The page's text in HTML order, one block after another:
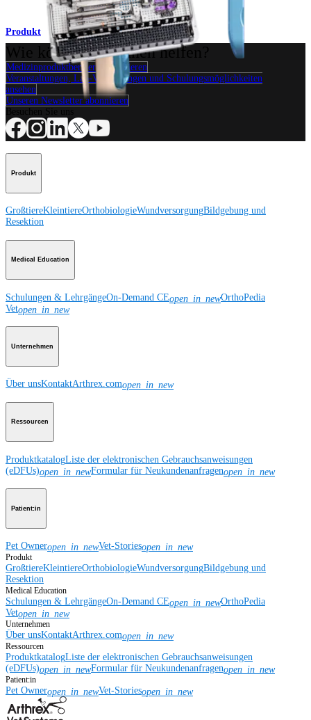
Produkt
Wie können wir Ihnen helfen?
Medizinproduktberater kontaktieren
Veranstaltungen, Lab-Vorführungen und Schulungsmöglichkeiten
ansehen
Unseren Newsletter abonnieren
Produkt
GroßtiereKleintiereOrthobiologieWundversorgungBildgebung und
Resektion
Medical Education
Schulungen & LehrgängeOn-Demand CEopen_in_newOrthoPedia
Vetopen_in_new
Unternehmen
Über unsKontaktArthrex.comopen_in_new
Ressourcen
ProduktkatalogListe der elektronischen Gebrauchsanweisungen
(eDFUs)open_in_newFormular für Neukundenanfragenopen_in_new
Patient:in
Pet Owneropen_in_newVet-Storiesopen_in_new
Produkt
GroßtiereKleintiereOrthobiologieWundversorgungBildgebung und
Resektion
Medical Education
Schulungen & LehrgängeOn-Demand CEopen_in_newOrthoPedia
Vetopen_in_new
Unternehmen
Über unsKontaktArthrex.comopen_in_new
Ressourcen
ProduktkatalogListe der elektronischen Gebrauchsanweisungen
(eDFUs)open_in_newFormular für Neukundenanfragenopen_in_new
Patient:in
Pet Owneropen_in_newVet-Storiesopen_in_new